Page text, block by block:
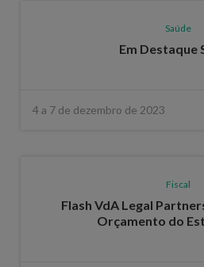
Saúde
Em Destaque
4 a 7 de dezembro de 2023
Fiscal
Flash VdA Legal
Orçamento do